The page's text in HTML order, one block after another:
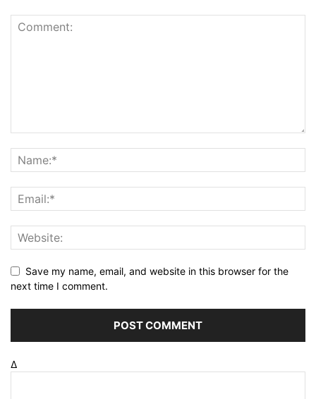
Save my name, email, and website in this browser for the
next time I comment.
Δ